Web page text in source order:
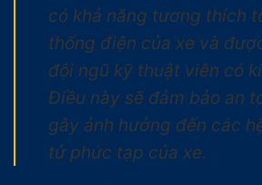
có khả năng tương thích
thống điện của xe và
đội ngũ kỹ thuật viên có
Điều này sẽ đảm bảo an
gây ảnh hưởng đến các
tử phức tạp của xe.